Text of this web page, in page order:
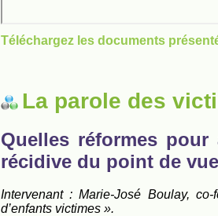
Téléchargez les documents
La parole des
Quelles réformes
récidive du point de
Intervenant : Marie-José Boulay,
d’enfants victimes ».